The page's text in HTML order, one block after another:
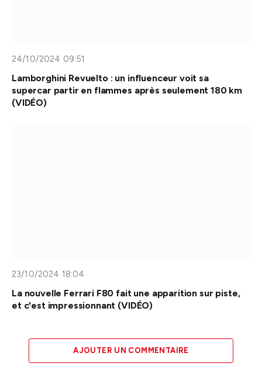
24/10/2024 09:51
Lamborghini Revuelto : un influenceur voit sa
supercar partir en flammes après seulement 180 km
(VIDÉO)
23/10/2024 18:04
La nouvelle Ferrari F80 fait une apparition sur piste,
et c'est impressionnant (VIDÉO)
AJOUTER UN COMMENTAIRE